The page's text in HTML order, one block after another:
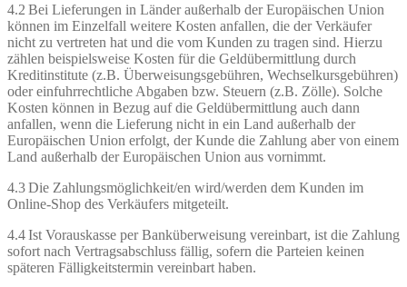
4.2 Bei Lieferungen in Länder außerhalb der Europäischen Union
können im Einzelfall weitere Kosten anfallen, die der Verkäufer
nicht zu vertreten hat und die vom Kunden zu tragen sind. Hierzu
zählen beispielsweise Kosten für die Geldübermittlung durch
Kreditinstitute (z.B. Überweisungsgebühren, Wechselkursgebühren)
oder einfuhrrechtliche Abgaben bzw. Steuern (z.B. Zölle). Solche
Kosten können in Bezug auf die Geldübermittlung auch dann
anfallen, wenn die Lieferung nicht in ein Land außerhalb der
Europäischen Union erfolgt, der Kunde die Zahlung aber von einem
Land außerhalb der Europäischen Union aus vornimmt.
4.3 Die Zahlungsmöglichkeit/en wird/werden dem Kunden im
Online-Shop des Verkäufers mitgeteilt.
4.4 Ist Vorauskasse per Banküberweisung vereinbart, ist die Zahlung
sofort nach Vertragsabschluss fällig, sofern die Parteien keinen
späteren Fälligkeitstermin vereinbart haben.